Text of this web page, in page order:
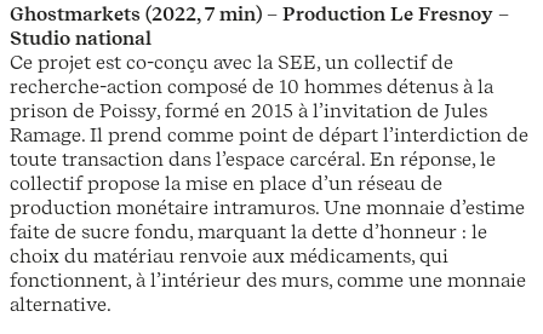
Ghostmarkets (2022, 7 min) – Production Le Fresnoy –
Studio national
Ce projet est co-conçu avec la SEE, un collectif de
recherche-action composé de 10 hommes détenus à la
prison de Poissy, formé en 2015 à l’invitation de Jules
Ramage. Il prend comme point de départ l’interdiction de
toute transaction dans l’espace carcéral. En réponse, le
collectif propose la mise en place d’un réseau de
production monétaire intramuros. Une monnaie d’estime
faite de sucre fondu, marquant la dette d’honneur : le
choix du matériau renvoie aux médicaments, qui
fonctionnent, à l’intérieur des murs, comme une monnaie
alternative.